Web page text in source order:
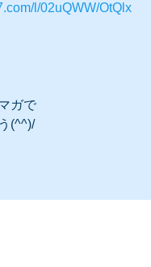
l/02uQWW/OtQlx
ガで
(^^)/